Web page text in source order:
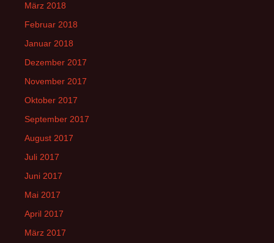
März 2018
Februar 2018
Januar 2018
Dezember 2017
November 2017
Oktober 2017
September 2017
August 2017
Juli 2017
Juni 2017
Mai 2017
April 2017
März 2017